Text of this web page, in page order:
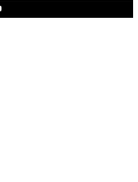
Play